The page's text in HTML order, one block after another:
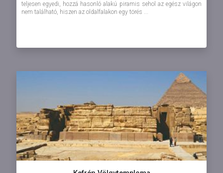
teljesen egyedi, hozzá hasonló alakú piramis sehol az egész világon
nem található, hiszen az oldalfalakon egy törés ...